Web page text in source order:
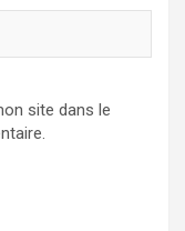
site dans le